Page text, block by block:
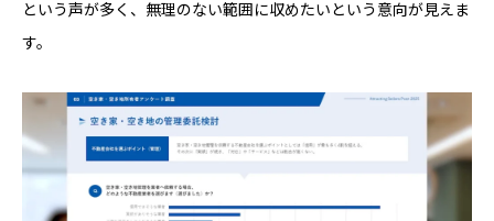
という声が多く、無理のない範囲に収めたいという意向が見えま
す。